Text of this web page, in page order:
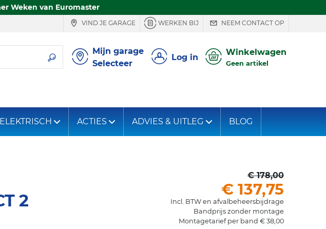
Weken van Euromaster
VIND JE GARAGE WERKEN BIJ NEEM CONTACT OP
Mijn garage
Selecteer
Log in Winkelwagen
Geen artikel
ELEKTRISCH ACTIES ADVIES & UITLEG BLOG
2
€ 178,00
€ 137,75
Incl. BTW en afvalbeheersbijdrage
Bandprijs zonder montage
Montagetarief per band € 38,00